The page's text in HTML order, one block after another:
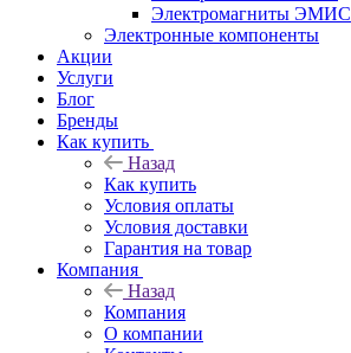
Электромагниты ЭМИС
Электронные компоненты
Акции
Услуги
Блог
Бренды
Как купить
Назад
Как купить
Условия оплаты
Условия доставки
Гарантия на товар
Компания
Назад
Компания
О компании